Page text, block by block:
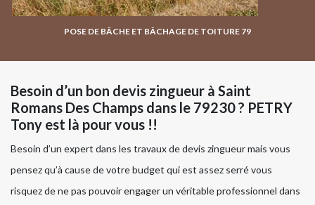
POSE DE BÂCHE ET BÂCHAGE DE TOITURE 79
Besoin d’un bon devis zingueur à Saint
Romans Des Champs dans le 79230 ? PETRY
Tony est là pour vous !!
Besoin d’un expert dans les travaux de devis zingueur mais vous
pensez qu’à cause de votre budget qui est assez serré vous
risquez de ne pas pouvoir engager un véritable professionnel dans